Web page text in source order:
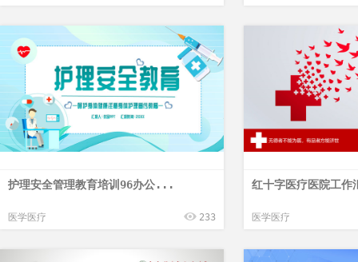
护理安全管理教育培训96办公...
医学医疗 233
红十字医疗医院工
医学医疗